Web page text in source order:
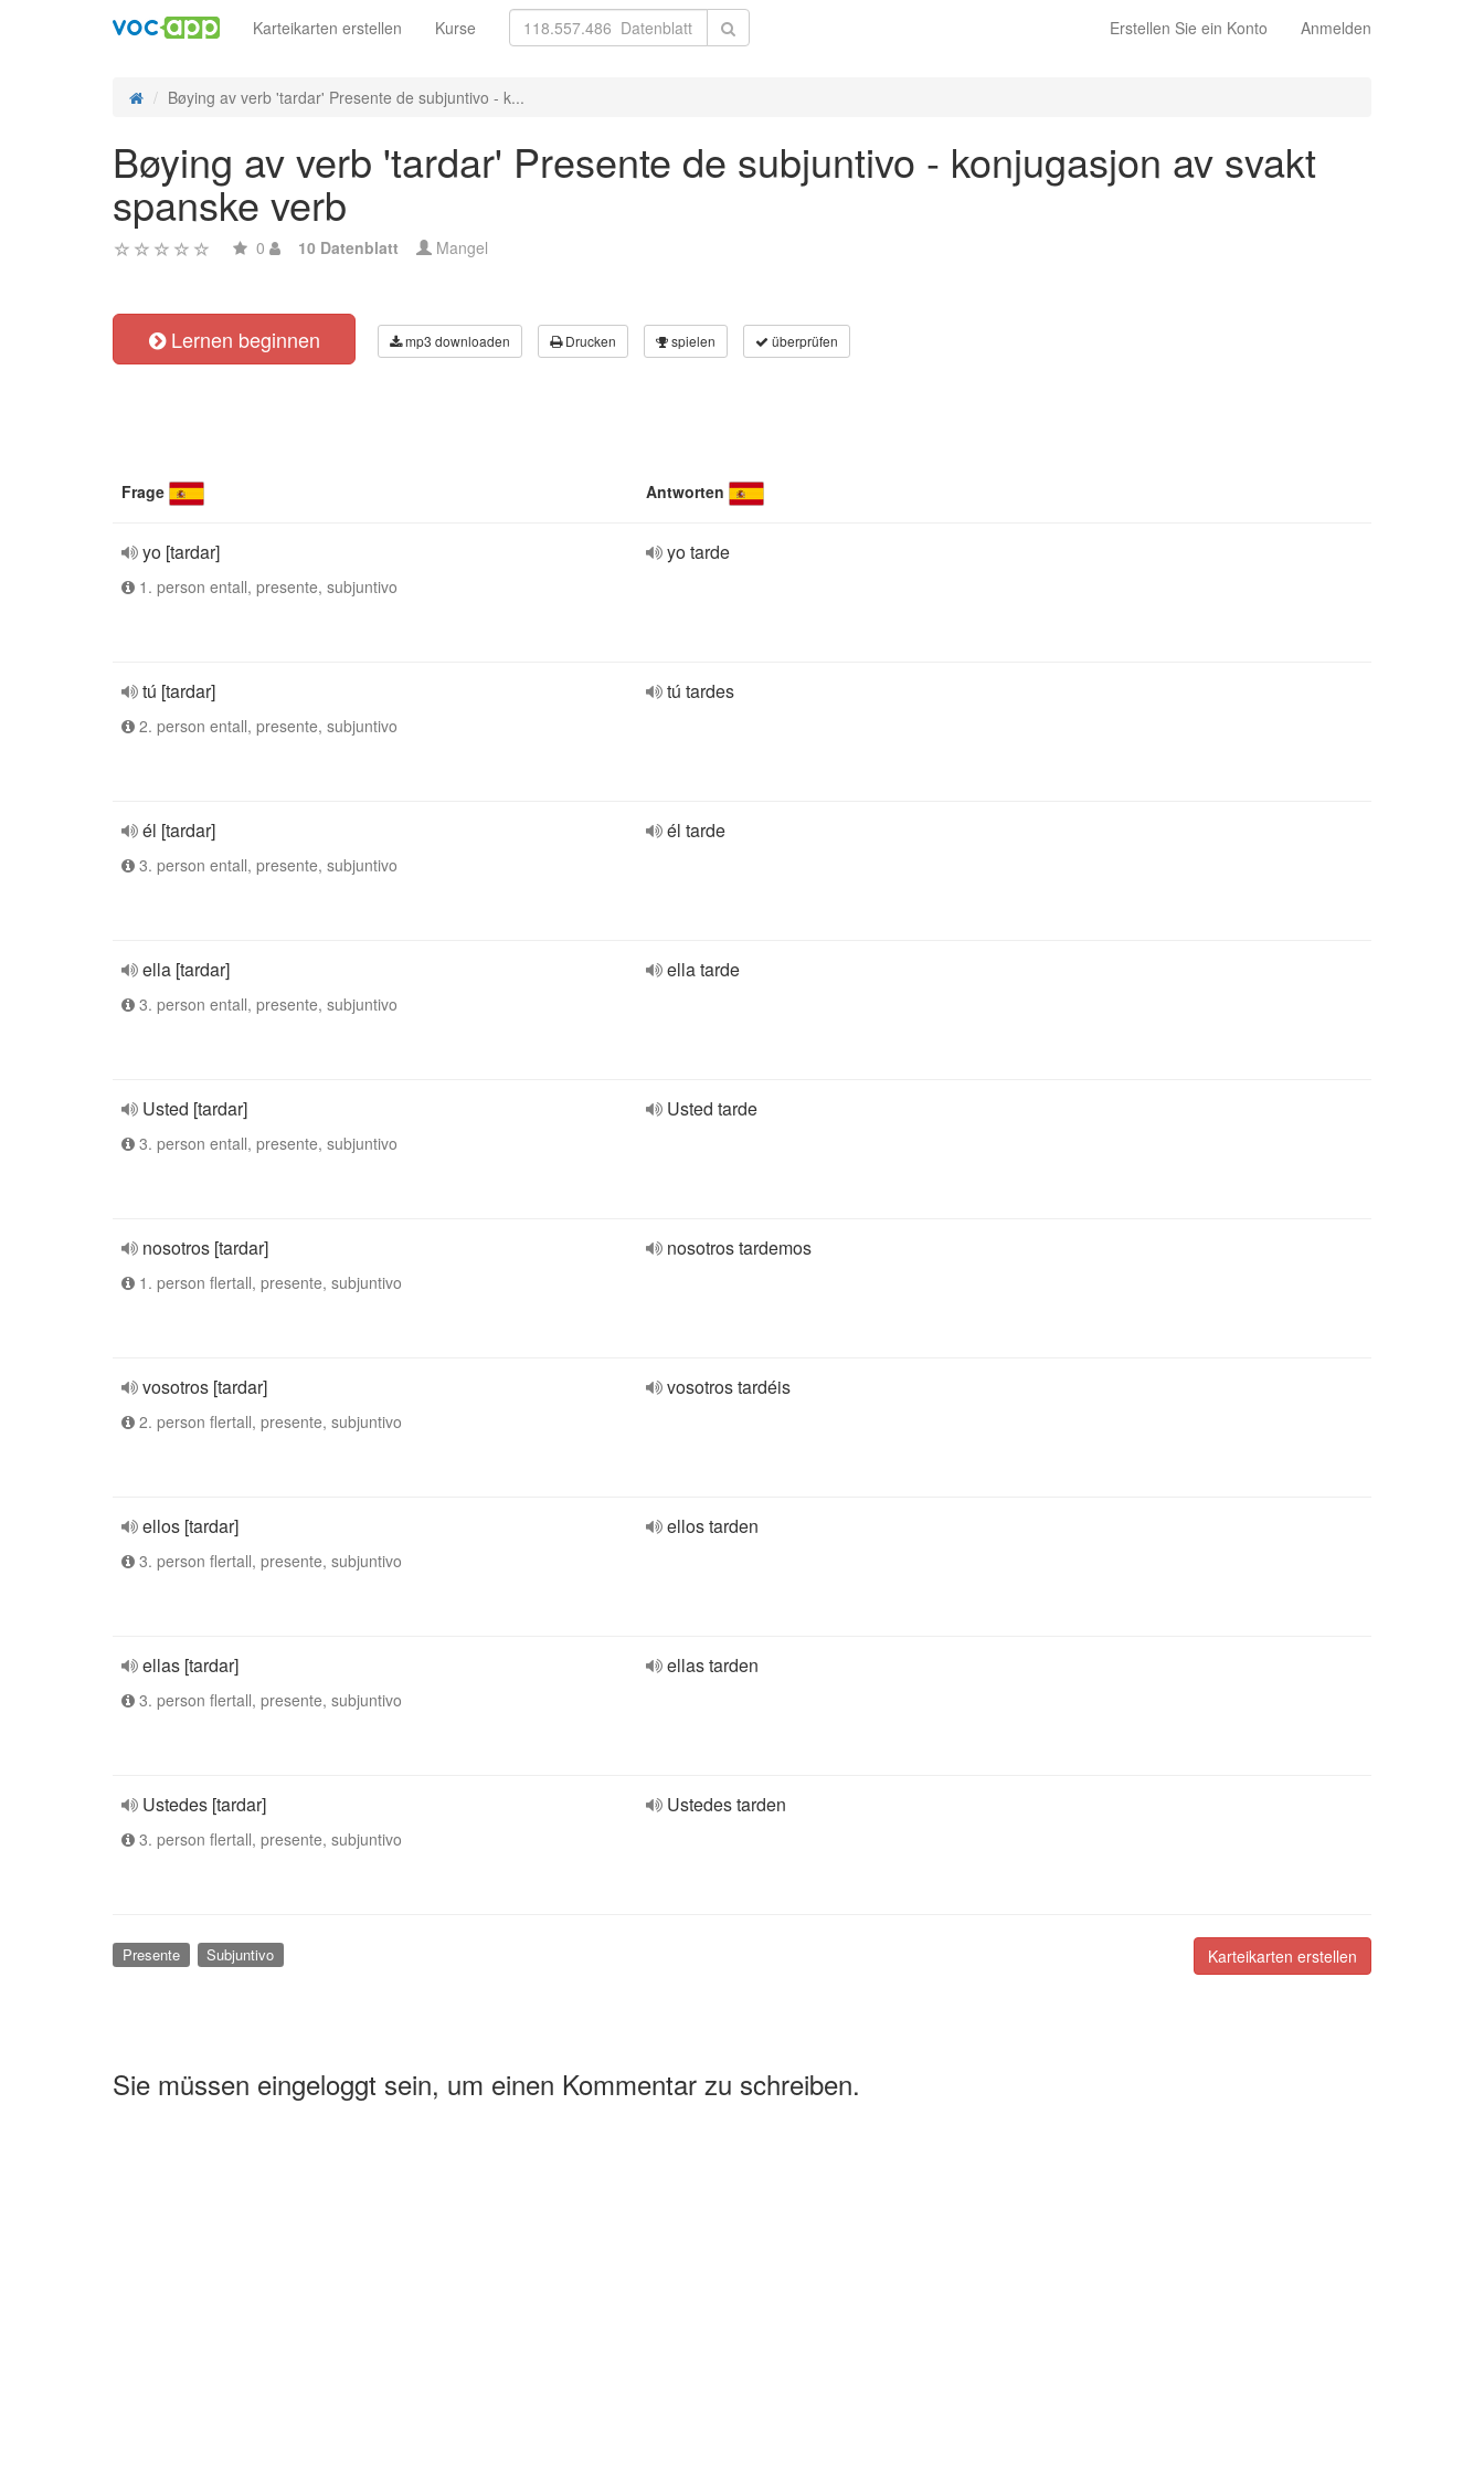
Erstellen Sie ein Konto Anmelden
Karteikarten erstellen Kurse
Bøying av verb 'tardar' Presente de subjuntivo - k...
Bøying av verb 'tardar' Presente de subjuntivo - konjugasjon av svakt
spanske verb
0 10 Datenblatt Mangel
Lernen beginnen mp3 downloaden Drucken spielen überprüfen
Frage Antworten
yo [tardar]
1. person entall, presente, subjuntivo
yo tarde
tú [tardar]
2. person entall, presente, subjuntivo
tú tardes
él [tardar]
3. person entall, presente, subjuntivo
él tarde
ella [tardar]
3. person entall, presente, subjuntivo
ella tarde
Usted [tardar]
3. person entall, presente, subjuntivo
Usted tarde
nosotros [tardar]
1. person flertall, presente, subjuntivo
nosotros tardemos
vosotros [tardar]
2. person flertall, presente, subjuntivo
vosotros tardéis
ellos [tardar]
3. person flertall, presente, subjuntivo
ellos tarden
ellas [tardar]
3. person flertall, presente, subjuntivo
ellas tarden
Ustedes [tardar]
3. person flertall, presente, subjuntivo
Ustedes tarden
Karteikarten erstellen
Presente Subjuntivo
Sie müssen eingeloggt sein, um einen Kommentar zu schreiben.